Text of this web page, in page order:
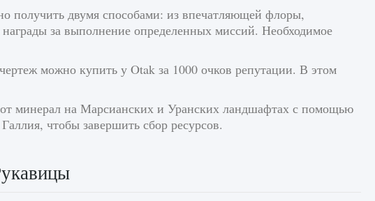
получить двумя способами: из впечатляющей флоры,
за выполнение определенных миссий. Необходимое
можно купить у Otak за 1000 очков репутации. В этом
минерал на Марсианских и Уранских ландшафтах с помощью
чтобы завершить сбор ресурсов.